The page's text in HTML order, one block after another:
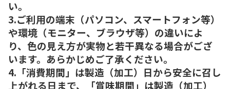
い。
3.ご利用の端末（パソコン、スマートフォン等）
や環境（モニター、ブラウザ等）の違いによ
り、色の見え方が実物と若干異なる場合がござ
います。あらかじめご了承ください。
4.「消費期間」は製造（加工）日から安全に召し
上がれる日まで、「賞味期間」は製造（加工）